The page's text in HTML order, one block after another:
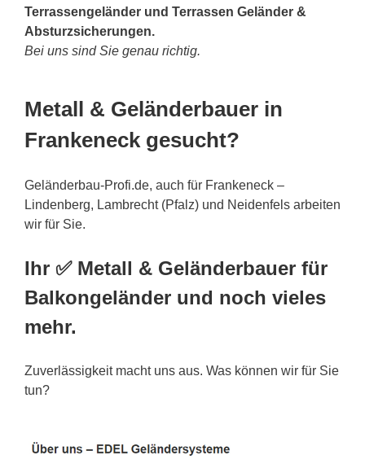
Terrassengeländer und Terrassen Geländer &
Absturzsicherungen.
Bei uns sind Sie genau richtig.
Metall & Geländerbauer in
Frankeneck gesucht?
Geländerbau-Profi.de, auch für Frankeneck –
Lindenberg, Lambrecht (Pfalz) und Neidenfels arbeiten
wir für Sie.
Ihr ✅ Metall & Geländerbauer für
Balkongeländer und noch vieles
mehr.
Zuverlässigkeit macht uns aus. Was können wir für Sie
tun?